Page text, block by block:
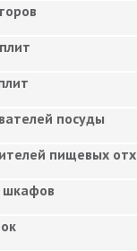
посуды
пищевых
шкафов